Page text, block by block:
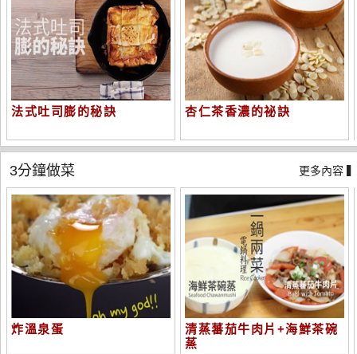
法式吐司膨的秘訣 杏仁茶香濃的祕訣
3分鐘做菜 更多內容 ▍
炸溫泉蛋
清蒸蕃茄牛肉片+海鮮茶碗
蒸